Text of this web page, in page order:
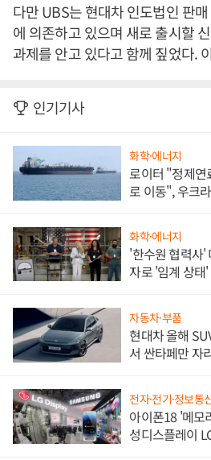
다만 UBS는 현대차 인도법인 판
에 의존하고 있으며 새로 출시할
과제를 안고 있다고 함께 짚었다.
인기기사
화학·에너지
로이터 "정제연
로 이동", 우크
화학·에너지
'한수원 협력사'
자로 '임계 상태
자동차·부품
현대차 올해
서 싼타페만 자
전자·전기·정보통
아이폰18 '메모
성디스플레이